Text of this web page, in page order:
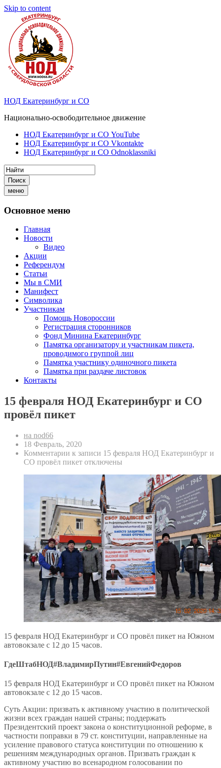
Skip to content
НОД Екатеринбург и СО
Национально-освободительное движение
НОД Екатеринбург и СО YouTube
НОД Екатеринбург и СО Vkontakte
НОД Екатеринбург и СО Odnoklassniki
Поиск
меню
Основное меню
Главная
Новости
Видео
Акции
Референдум
Статьи
Мы в СМИ
Манифест
Символика
Участникам
Помощь Новороссии
Регистрация сторонников
Фонд Минина Екатеринбург
Памятка организатору и участникам пикета,
проводимого группой лиц
Памятка участнику одиночного пикета
Памятка при раздаче листовок
Контакты
15 февраля НОД Екатеринбург и СО
провёл пикет
на nod66
18 Февраль, 2020
Комментарии к записи 15 февраля НОД Екатеринбург и
СО провёл пикет отключены
15 февраля НОД Екатеринбург и СО провёл пикет на Южном
автовокзале с 12 до 15 часов.
ГдеШтабНОД#ВладимирПутин#ЕвгенийФедоров
15 февраля НОД Екатеринбург и СО провёл пикет на Южном
автовокзале с 12 до 15 часов.
Суть Акции: призвать к активному участию в политической
жизни всех граждан нашей страны; поддержать
Президентский проект закона о конституционной реформе, в
частности поправки в 79 ст. конституции, направленные на
усиление правового статуса конституции по отношению к
решениям международных органов. Призвать граждан к
активному участию во всенародном голосовании по